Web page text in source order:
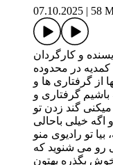
07.10.2025
58
و کارگردان
کمدیه در محدوده
از گرفتاری ها و
گرفتاری و
گند زدن تو
خیلی باحالی
تو رادیوی منو
رو می شنوید که